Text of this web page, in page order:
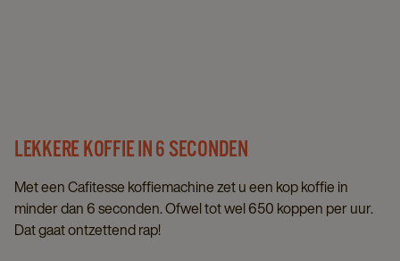
LEKKERE KOFFIE IN 6 SECONDEN
Met een Cafitesse koffiemachine zet u een kop koffie in
minder dan 6 seconden. Ofwel tot wel 650 koppen per uur.
Dat gaat ontzettend rap!